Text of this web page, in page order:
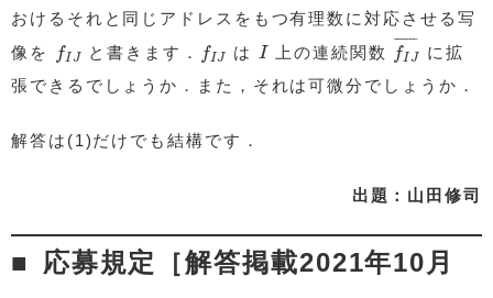
おけるそれと同じアドレスをもつ有理数に対応させる写
像を
fIJ
IJ と書きます． fIJ
IJ は I
I 上の連続関数
¯¯¯¯¯¯¯
fIJ
fIJ¯
に拡
張できるでしょうか．また，それは可微分でしょうか．
解答は(1)だけでも結構です．
出題：山田修司
応募規定［解答掲載2021年10月